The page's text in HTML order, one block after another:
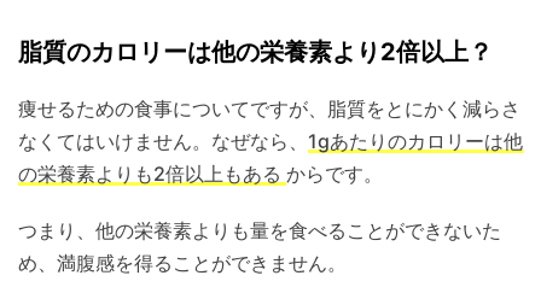
脂質のカロリーは他の栄養素より2倍以上？
痩せるための食事についてですが、脂質をとにかく減らさ
なくてはいけません。なぜなら、 1gあたりのカロリーは他
の栄養素よりも2倍以上もある からです。
つまり、他の栄養素よりも量を食べることができないた
め、満腹感を得ることができません。